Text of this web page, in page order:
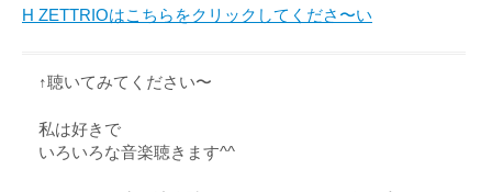
H ZETTRIOはこちらをクリックしてくださ〜い
↑聴いてみてください〜
私は好きで
いろいろな音楽聴きます^^